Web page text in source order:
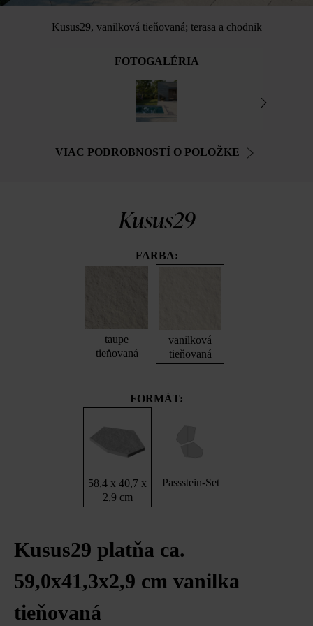
Kusus29, vanilková tieňovaná; terasa a chodnik
FOTOGALÉRIA
VIAC PODROBNOSTÍ O POLOŽKE
Kusus29
FARBA:
taupe
tieňovaná
vanilková
tieňovaná
FORMÁT:
58,4 x 40,7 x
2,9 cm
Passstein-Set
Kusus29 platňa ca.
59,0x41,3x2,9 cm vanilka
tieňovaná